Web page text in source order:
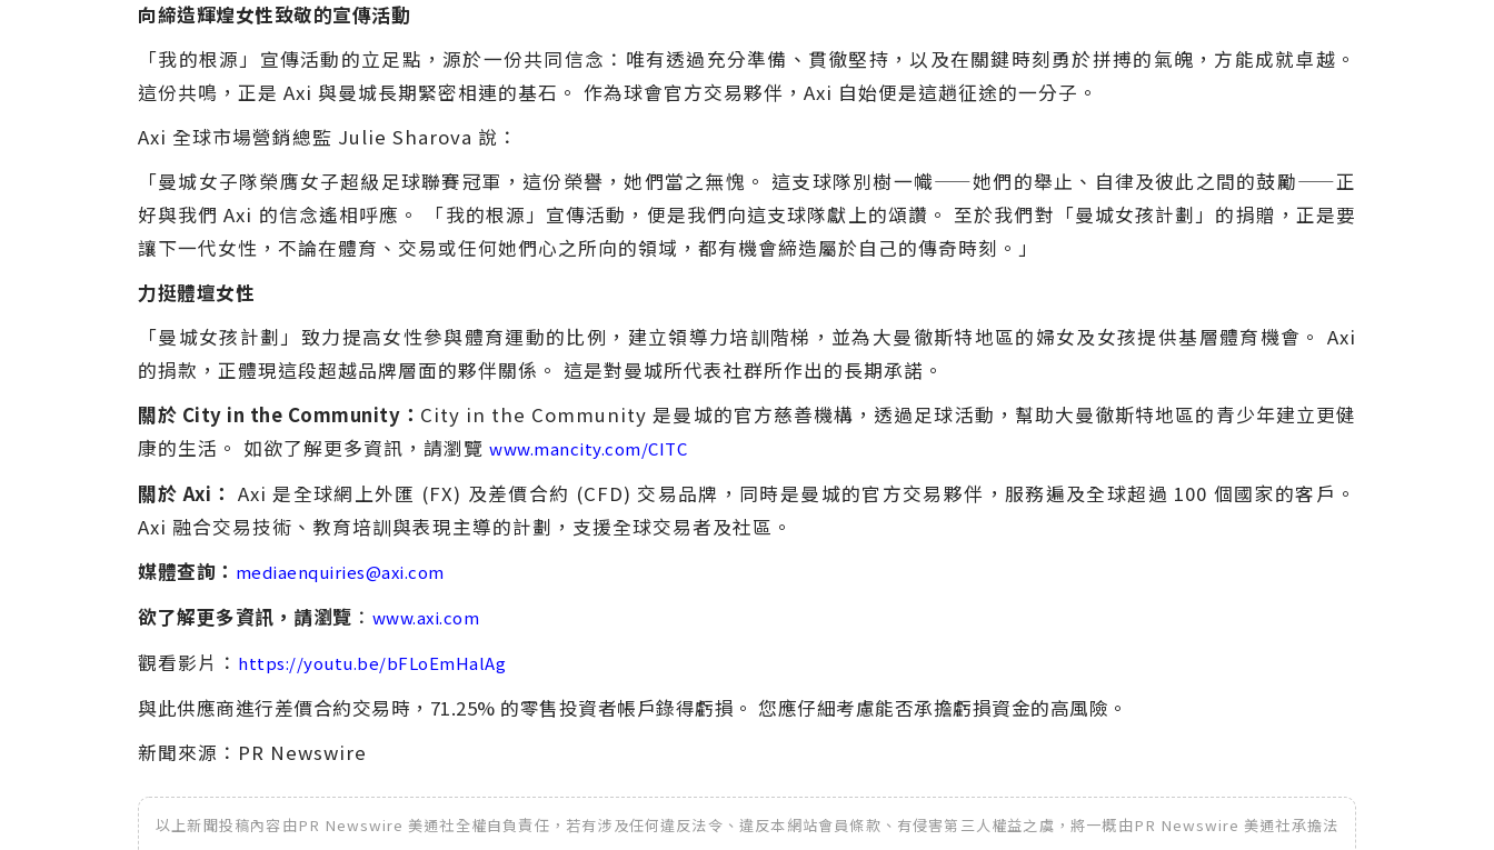
向締造輝煌女性致敬的宣傳活動
「我的根源」宣傳活動的立足點，源於一份共同信念：唯有透過充分準備、貫徹堅持，以及在關鍵時刻勇於拼搏的氣魄，方能成就卓越。
這份共鳴，正是 Axi 與曼城長期緊密相連的基石。 作為球會官方交易夥伴，Axi 自始便是這趟征途的一分子。
Axi 全球市場營銷總監 Julie Sharova 說：
「曼城女子隊榮膺女子超級足球聯賽冠軍，這份榮譽，她們當之無愧。 這支球隊別樹一幟——她們的舉止、自律及彼此之間的鼓勵——正
好與我們 Axi 的信念遙相呼應。 「我的根源」宣傳活動，便是我們向這支球隊獻上的頌讚。 至於我們對「曼城女孩計劃」的捐贈，正是要
讓下一代女性，不論在體育、交易或任何她們心之所向的領域，都有機會締造屬於自己的傳奇時刻。」
力挺體壇女性
「曼城女孩計劃」致力提高女性參與體育運動的比例，建立領導力培訓階梯，並為大曼徹斯特地區的婦女及女孩提供基層體育機會。 Axi
的捐款，正體現這段超越品牌層面的夥伴關係。 這是對曼城所代表社群所作出的長期承諾。
關於 City in the Community： City in the Community 是曼城的官方慈善機構，透過足球活動，幫助大曼徹斯特地區的青少年建立更健
康的生活。 如欲了解更多資訊，請瀏覽 www.mancity.com/CITC
關於 Axi： Axi 是全球網上外匯 (FX) 及差價合約 (CFD) 交易品牌，同時是曼城的官方交易夥伴，服務遍及全球超過 100 個國家的客戶。
Axi 融合交易技術、教育培訓與表現主導的計劃，支援全球交易者及社區。
媒體查詢： mediaenquiries@axi.com
欲了解更多資訊，請瀏覽 ： www.axi.com
觀看影片： https://youtu.be/bFLoEmHalAg
與此供應商進行差價合約交易時，71.25% 的零售投資者帳戶錄得虧損。 您應仔細考慮能否承擔虧損資金的高風險。
新聞來源：PR Newswire
以上新聞投稿內容由PR Newswire 美通社全權自負責任，若有涉及任何違反法令、違反本網站會員條款、有侵害第三人權益之虞，將一概由PR Newswire 美通社承擔法